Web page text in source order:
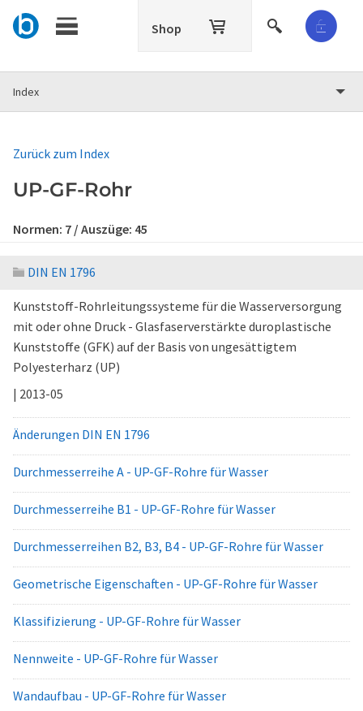
Shop
Index
Zurück zum Index
UP-GF-Rohr
Normen: 7 / Auszüge: 45
DIN EN 1796
Kunststoff-Rohrleitungssysteme für die Wasserversorgung
mit oder ohne Druck - Glasfaserverstärkte duroplastische
Kunststoffe (GFK) auf der Basis von ungesättigtem
Polyesterharz (UP)
| 2013-05
Änderungen DIN EN 1796
Durchmesserreihe A - UP-GF-Rohre für Wasser
Durchmesserreihe B1 - UP-GF-Rohre für Wasser
Durchmesserreihen B2, B3, B4 - UP-GF-Rohre für Wasser
Geometrische Eigenschaften - UP-GF-Rohre für Wasser
Klassifizierung - UP-GF-Rohre für Wasser
Nennweite - UP-GF-Rohre für Wasser
Wandaufbau - UP-GF-Rohre für Wasser